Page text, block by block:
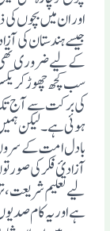
اور ان میں بچوں
جیسے ہندستان کی
کے لیے ضروری
سب کچھ چھوڑ کر
کی برکت سے آج تک
ہوئی ہے۔لیکن
بادل امت کے سروں
آزادیٴ فکر کی
لیے تعلیم
ہے اور یہ کام